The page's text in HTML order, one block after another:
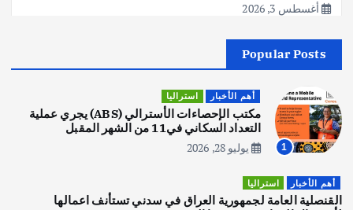
أغسطس 3, 2026
2
اصبح بطلاً لأستراليا بلعبة كمال الاجسام
يوليو 30, 2026
3
يوليو 30, 2026
Popular Posts
1
أهم الأخبار استراليا
مكتب الإحصاءات الأسترالي (ABS) يجري عملية
التعداد السكاني في11 من الشهر المقبل
يوليو 28, 2026
أهم الأخبار استراليا
القنصلية العامة لجمهورية العراق في سدني تستأنف اعمالها